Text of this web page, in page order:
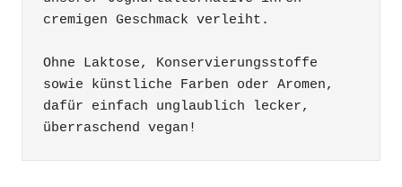
cremigen Geschmack verleiht.
Ohne Laktose, Konservierungsstoffe
sowie künstliche Farben oder Aromen,
dafür einfach unglaublich lecker,
überraschend vegan!